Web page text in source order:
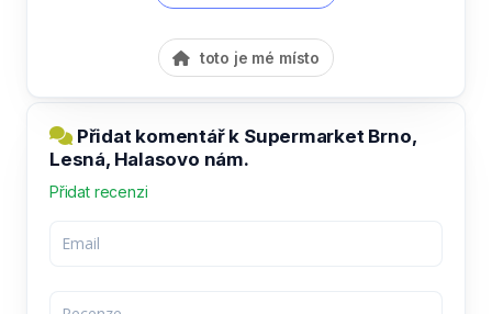
toto je mé místo
Přidat komentář k Supermarket Brno,
Lesná, Halasovo nám.
Přidat recenzi